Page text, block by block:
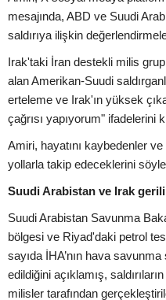
mesajında, ABD ve Suudi
saldırıya ilişkin
Irak'taki İran destekli milis
alan Amerikan-Suudi
erteleme ve Irak'ın yüksek
çağrısı yapıyorum" ifadelerini
Amiri, hayatını kaybedenler
yollarla takip edeceklerini
Suudi Arabistan ve Irak
Suudi Arabistan Savunma
bölgesi ve Riyad'daki petrol
sayıda İHA’nın hava
edildiğini açıklamış,
milisler tarafından